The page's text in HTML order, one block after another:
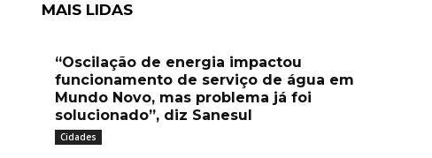
MAIS LIDAS
“Oscilação de energia impactou
funcionamento de serviço de água em
Mundo Novo, mas problema já foi
solucionado”, diz Sanesul
Cidades